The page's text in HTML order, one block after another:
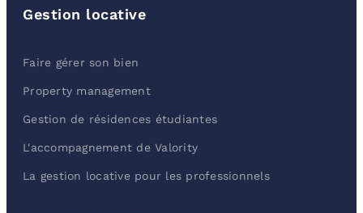
Gestion locative
Faire gérer son bien
Property management
Gestion de résidences étudiantes
L'accompagnement de Valority
La gestion locative pour les professionnels